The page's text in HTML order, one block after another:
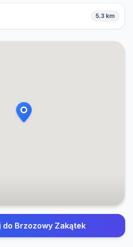
5.3 km
do Brzozowy Zakątek